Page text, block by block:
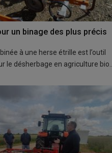
un binage des plus précis
à une herse étrille est l’outil
le désherbage en agriculture bio.…